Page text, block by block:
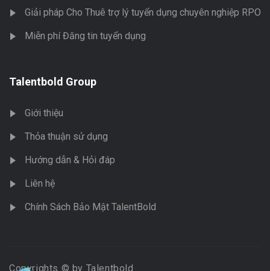
Giải pháp Cho Thuê trợ lý tuyển dụng chuyên nghiệp RPO
Miễn phí Đăng tin tuyển dụng
Talentbold Group
Giới thiệu
Thỏa thuận sử dụng
Hướng dẫn & Hỏi đáp
Liên hệ
Chính Sách Bảo Mật TalentBold
Copyrights © by Talentbold